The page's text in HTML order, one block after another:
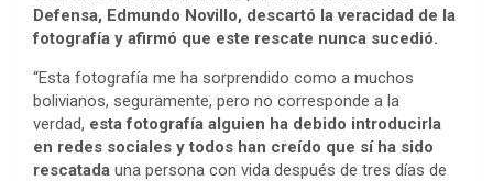
Defensa, Edmundo Novillo, descartó la veracidad de la
fotografía y afirmó que este rescate nunca sucedió.
“Esta fotografía me ha sorprendido como a muchos
bolivianos, seguramente, pero no corresponde a la
verdad, esta fotografía alguien ha debido introducirla
en redes sociales y todos han creído que sí ha sido
rescatada una persona con vida después de tres días de